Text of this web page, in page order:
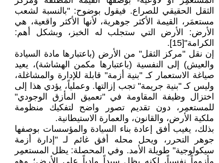
الثقل الحقيقي للصراع. فيقول بوضوح: "بالنسبة لشعب
مستعمَر، القيمة الأكثر جوهرية، لأنها الأكثر واقعية، هي
الأرض: الأرض التي ستجلب له الخبز، وبشكل أهم:
الكرامة"[15].
إن نقل "مركز الثقل" من الأرض (باعتبارها مادة السيادة
والعيش) إلى النفسية (باعتبارها مكمن الهشاشة)، يعيد
صياغة الاستعمار كـ "بنية أزمة" قابلة للإدارة والمشاغلة،
وليس كـ "بنية جريمة" تجب إزالتها. وعملياً، يؤدي هذا إلى
اختزال وظيفة المقاومة في "تعميق المأزق الوجودي"
للمستعمِر، دون تقديم تصور واضح لتفكيك منظومة
ملكية الأرض، والقانون، والعمارة الاستيطانية.
بذلك، يغيب أفق إعادة بناء السيادة والمؤسسات بوصفها
جوهر التحرر، ويحل محله أفق غائم لـ "إدارة أزمة
سيكولوجية" طويلة الأمد. وفي المحصلة: يظل المستعمِر